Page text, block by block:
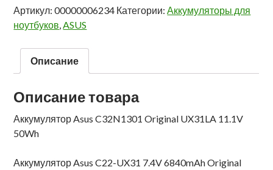
Артикул:00000006234 Категории:Аккумуляторы для
ноутбуков,ASUS
Описание
Описание товара
Аккумулятор Asus C32N1301 Original UX31LA 11.1V
50Wh
Аккумулятор Asus C22-UX31 7.4V 6840mAh Original